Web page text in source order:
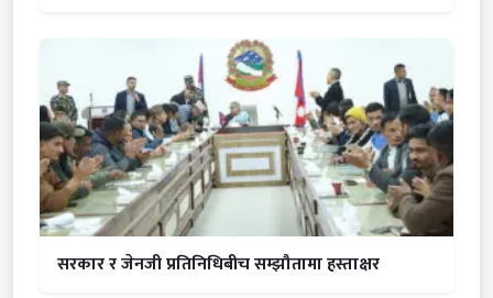
सरकार र जेनजी प्रतिनिधिबीच सम्झौतामा हस्ताक्षर